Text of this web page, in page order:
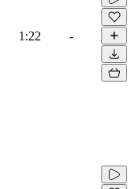
1:22 -